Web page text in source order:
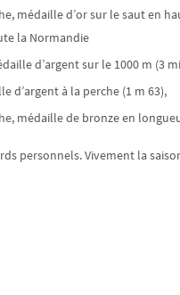
médaille d’or sur le saut en
la Normandie
d’argent sur le 1000 m (3
d’argent à la perche (1 m 63),
médaille de bronze en
personnels. Vivement la